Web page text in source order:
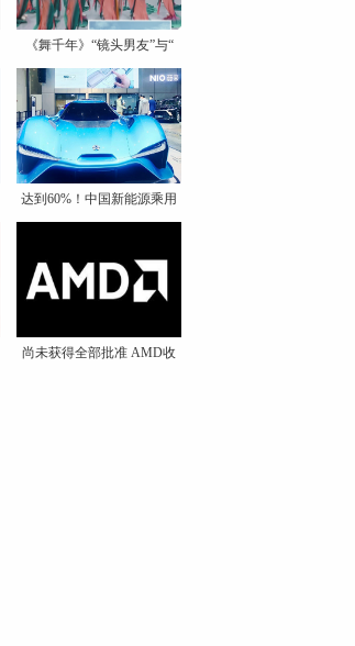
《舞千年》“镜头男友”与“
达到60%！中国新能源乘用
车
尚未获得全部批准 AMD收